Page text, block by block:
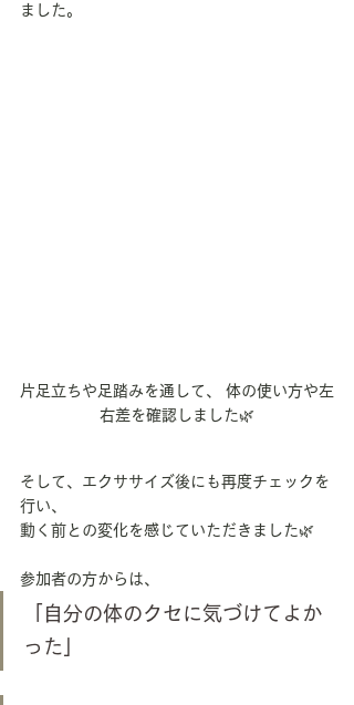
ました。
片足立ちや足踏みを通して、 体の使い方や左
右差を確認しました🌿
そして、エクササイズ後にも再度チェックを
行い、
動く前との変化を感じていただきました🌿
参加者の方からは、
「自分の体のクセに気づけてよか
った」